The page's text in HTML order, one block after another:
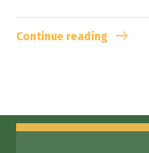
Continue reading